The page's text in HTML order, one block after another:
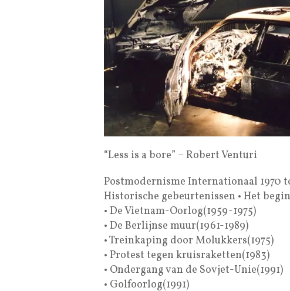
“Less is a bore” – Robert Venturi
Postmodernisme Internationaal 1970
Historische gebeurtenissen • Het
• De Vietnam-Oorlog(1959-1975)
• De Berlijnse muur(1961-1989)
• Treinkaping door Molukkers(1975)
• Protest tegen kruisraketten(1983)
• Ondergang van de Sovjet-Unie(1991)
• Golfoorlog(1991)